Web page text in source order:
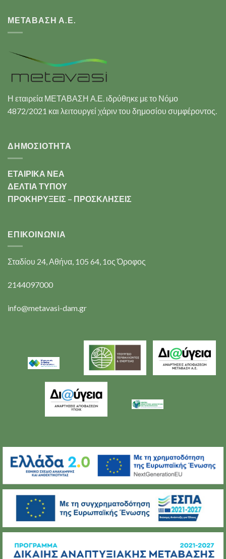
ΜΕΤΑΒΑΣΗ Α.Ε.
Η εταιρεία ΜΕΤΑΒΑΣΗ Α.Ε. ιδρύθηκε με το Νόμο
4872/2021 και λειτουργεί χάριν του δημοσίου συμφέροντος.
ΔΗΜΟΣΙΟΤΗΤΑ
ΕΤΑΙΡΙΚΑ ΝΕΑ
ΔΕΛΤΙΑ ΤΥΠΟΥ
ΠΡΟΚΗΡΥΞΕΙΣ – ΠΡΟΣΚΛΗΣΕΙΣ
ΕΠΙΚΟΙΝΩΝΊΑ
Σταδίου 24, Αθήνα, 105 64, 1ος Όροφος
2144097000
info@metavasi-dam.gr